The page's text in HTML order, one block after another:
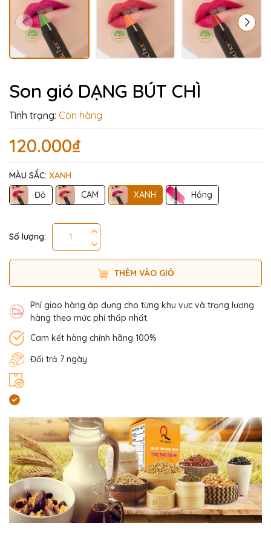
Son gió DẠNG BÚT CHÌ
Tình trạng: Còn hàng
120.000₫
MÀU SẮC: XANH
Đỏ
CAM XANH Hồng
Số lượng:
THÊM VÀO GIỎ
Phí giao hàng áp dụng cho từng khu vực và trọng lượng
hàng theo mức phí thấp nhất.
Cam kết hàng chính hãng 100%
Đổi trả 7 ngày